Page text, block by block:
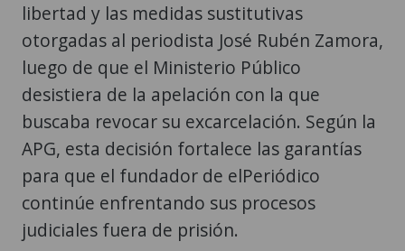
libertad y las medidas sustitutivas
otorgadas al periodista José Rubén Zamora,
luego de que el Ministerio Público
desistiera de la apelación con la que
buscaba revocar su excarcelación. Según la
APG, esta decisión fortalece las garantías
para que el fundador de elPeriódico
continúe enfrentando sus procesos
judiciales fuera de prisión.